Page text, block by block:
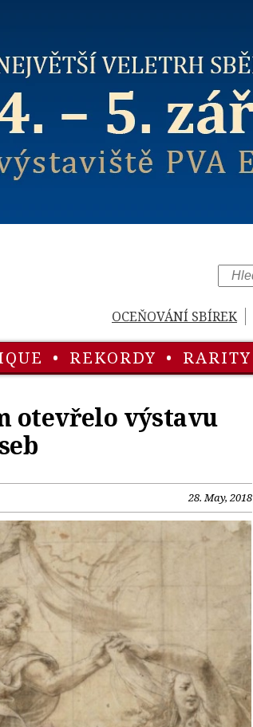
OCEŇOVÁNÍ SBÍREK
• REKORDY • RARITY
otevřelo výstavu
28. May, 2018